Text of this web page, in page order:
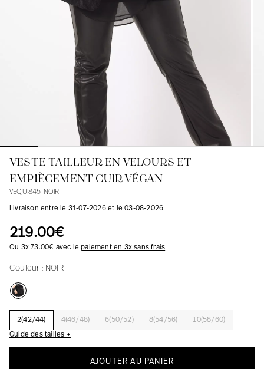
Blazers, Vestes
Pulls
Blazers, Vestes
Manteaux
Accessoires
En ligne avec les courbes des femmes
La création avec audace et passion
VESTE TAILLEUR EN VELOURS ET
EMPIÈCEMENT CUIR VÉGAN
VEQUI845-NOIR
Livraison entre le 31-07-2026 et le 03-08-2026
219.00€
Ou 3x 73.00€ avec lepaiement en 3x sans frais
Couleur : NOIR
2(42/44) 4(46/48) 6(50/52) 8(54/56) 10(58/60)
Guide des tailles +
AJOUTER AU PANIER